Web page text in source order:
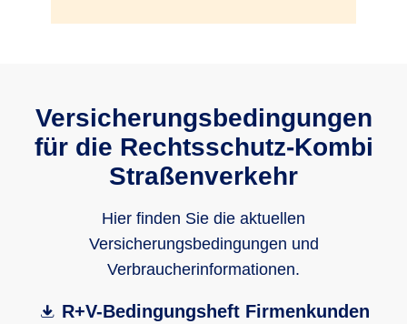
Versicherungsbedingungen
für die Rechts­schutz-Kombi
Straßenverkehr
Hier finden Sie die aktuellen
Versicherungsbedingungen und
Verbraucherinformationen.
R+V-Bedingungsheft Firmenkunden